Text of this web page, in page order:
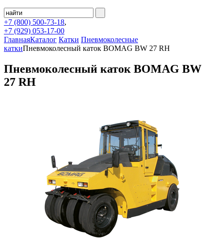
+7 (800) 500-73-18,
+7 (929) 053-17-00
ГлавнаяКаталог Катки Пневмоколесные
каткиПневмоколесный каток BOMAG BW 27 RH
Пневмоколесный каток BOMAG BW
27 RH